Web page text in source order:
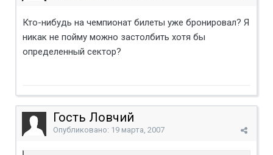
Кто-нибудь на чемпионат билеты уже бронировал? Я
никак не пойму можно застолбить хотя бы
определенный сектор?
Гость Ловчий
Опубликовано: 19 марта, 2007